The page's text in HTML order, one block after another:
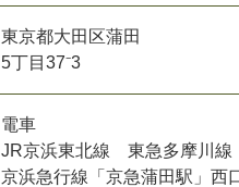
東京都大田区蒲田
5丁目37⁻3
電車
JR京浜東北線 東急多摩川線
京浜急行線「京急蒲田駅」西